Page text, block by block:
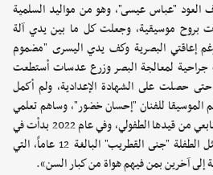
العود "عباس عيسى"، وهو من مواليد السلمية
«ولدت بروح موسيقية، وجعلت كل ما بين يدي آلة
إعاقتي البصرية وكف يدي اليسرى "مضموم
جراحية لمعالجة البصر وزرع عدسات أستطعت
حتى حصلت على الشهادة الإعدادية، ولم أكمل
الموسيقا للفنان "إحسان خضور"، وساهم تعلمي
للعزف على ألة العود في تحرير أصابعي من قيدها الطفولي، وفي عام 2022 بدأت في
تعليم الموسيقا للهواة الأطفال مثل الطفلة "جنى القطريب" البالغة 12 عاماً، التي
إلى آخرين بمن فيهم هواة من كبار السن».